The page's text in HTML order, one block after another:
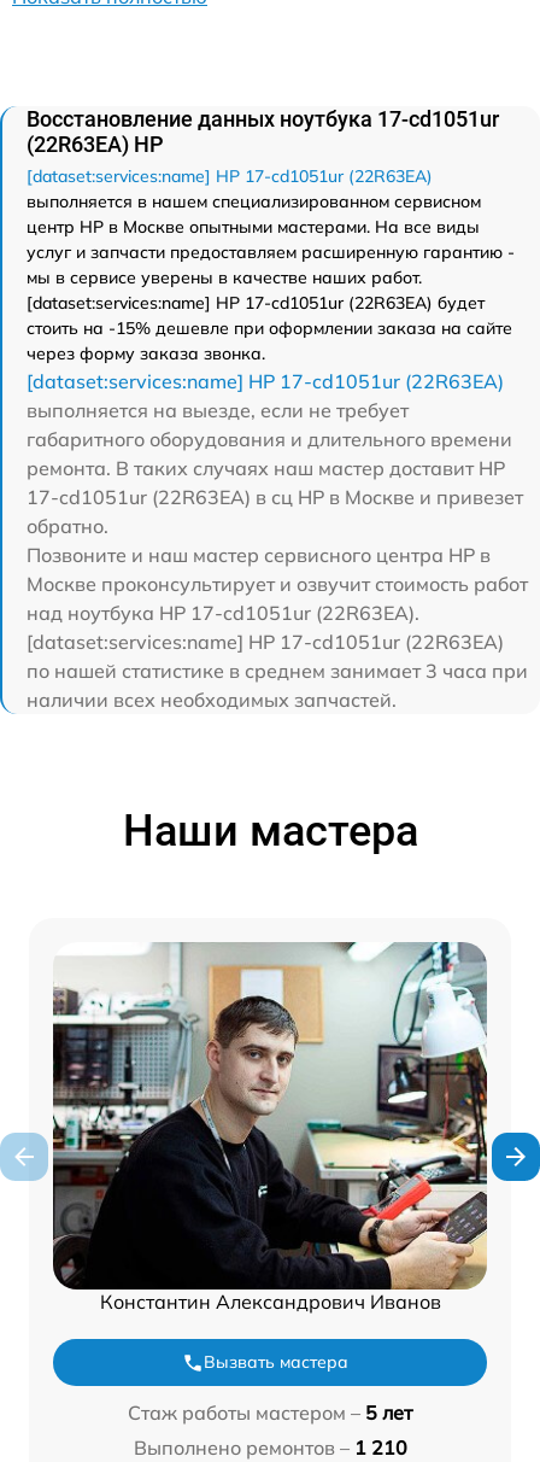
Восстановление данных ноутбука 17-cd1051ur
(22R63EA) HP
[dataset:services:name] HP 17-cd1051ur (22R63EA)
выполняется в нашем специализированном сервисном
центр HP в Москве опытными мастерами. На все виды
услуг и запчасти предоставляем расширенную гарантию -
мы в сервисе уверены в качестве наших работ.
[dataset:services:name] HP 17-cd1051ur (22R63EA) будет
стоить на -15% дешевле при оформлении заказа на сайте
через форму заказа звонка.
[dataset:services:name] HP 17-cd1051ur (22R63EA)
выполняется на выезде, если не требует
габаритного оборудования и длительного времени
ремонта. В таких случаях наш мастер доставит HP
17-cd1051ur (22R63EA) в сц HP в Москве и привезет
обратно.
Позвоните и наш мастер сервисного центра HP в
Москве проконсультирует и озвучит стоимость работ
над ноутбука HP 17-cd1051ur (22R63EA).
[dataset:services:name] HP 17-cd1051ur (22R63EA)
по нашей статистике в среднем занимает 3 часа при
наличии всех необходимых запчастей.
Наши мастера
Константин Александрович Иванов
Вызвать мастера
Стаж работы мастером – 5 лет
Выполнено ремонтов – 1 210